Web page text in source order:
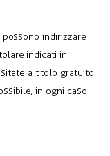
indirizzare
indicati in
a titolo gratuito
in ogni caso